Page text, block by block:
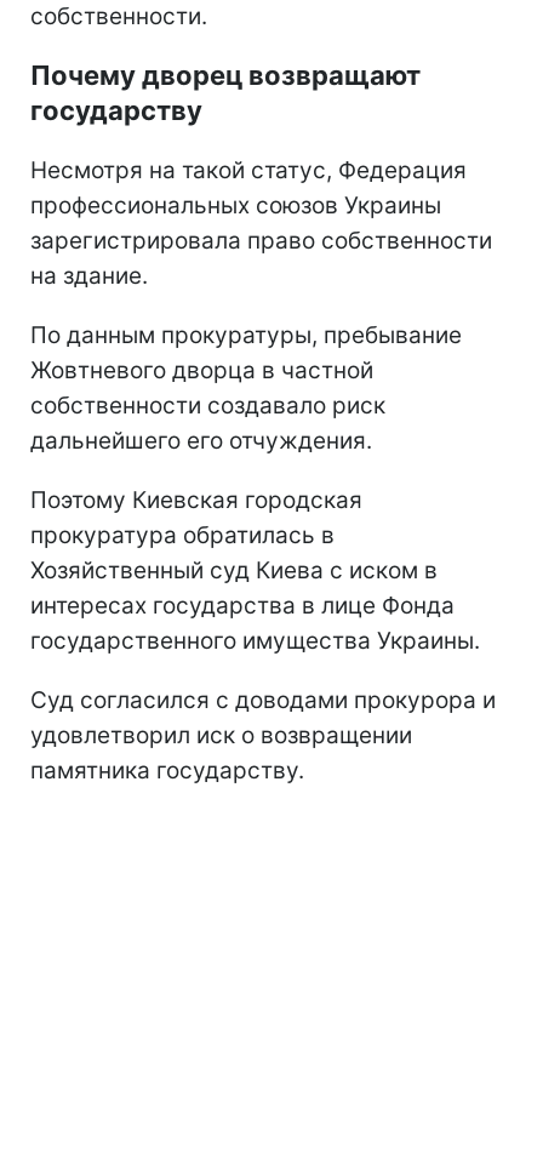
собственности.
Почему дворец возвращают
государству
Несмотря на такой статус, Федерация
профессиональных союзов Украины
зарегистрировала право собственности
на здание.
По данным прокуратуры, пребывание
Жовтневого дворца в частной
собственности создавало риск
дальнейшего его отчуждения.
Поэтому Киевская городская
прокуратура обратилась в
Хозяйственный суд Киева с иском в
интересах государства в лице Фонда
государственного имущества Украины.
Суд согласился с доводами прокурора и
удовлетворил иск о возвращении
памятника государству.